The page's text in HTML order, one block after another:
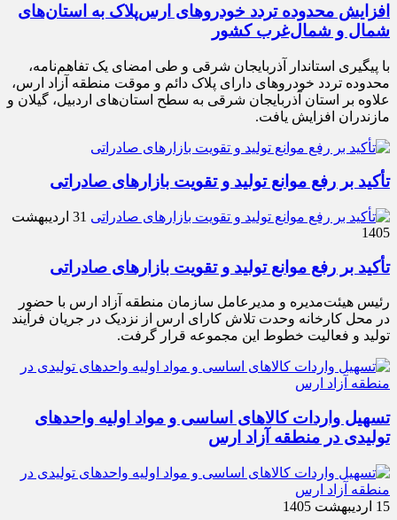
افزایش محدوده تردد خودروهای ارس‌پلاک به استان‌های
شمال و شمال‌غرب کشور
با پیگیری استاندار آذربایجان شرقی و طی امضای یک تفاهم‌نامه،
محدوده تردد خودروهای دارای پلاک دائم و موقت منطقه آزاد ارس،
علاوه بر استان آذربایجان شرقی به سطح استان‌های اردبیل، گیلان و
مازندران افزایش یافت.
تأکید بر رفع موانع تولید و تقویت بازارهای صادراتی
31 اردیبهشت
1405
تأکید بر رفع موانع تولید و تقویت بازارهای صادراتی
رئیس هیئت‌مدیره و مدیرعامل سازمان منطقه آزاد ارس با حضور
در محل کارخانه وحدت تلاش کارای ارس از نزدیک در جریان فرآیند
تولید و فعالیت خطوط این مجموعه قرار گرفت.
تسهیل واردات کالاهای اساسی و مواد اولیه واحدهای
تولیدی در منطقه آزاد ارس
15 اردیبهشت 1405